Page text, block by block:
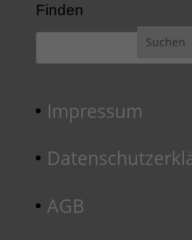
Finden
Impressum
AGB